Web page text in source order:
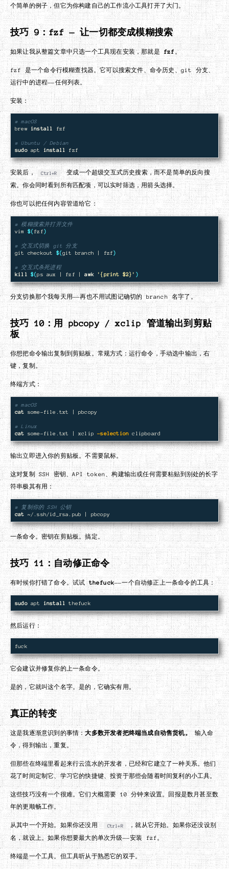
个简单的例子，但它为你构建自己的工作流小工具打开了大门。
技巧 9：fzf — 让一切都变成模糊搜索
如果让我从整篇文章中只选一个工具现在安装，那就是 fzf。
fzf 是一个命令行模糊查找器。它可以搜索文件、命令历史、git 分支、
运行中的进程——任何列表。
安装：
# macOS
brew install fzf
# Ubuntu / Debian
sudo apt install
安装后， Ctrl+R 变成一个超级交互式历史搜索，而不是简单的反向搜
索。你会同时看到所有匹配项，可以实时筛选，用箭头选择。
你也可以把任何内容管道给它：
# 模糊搜索并打开文件
vim $( fzf)
# 交互式切换 git 分支
git checkout $(git branch | fzf)
# 交互式杀死进程
kill
$(ps aux | fzf | awk '{print $2}' )
分支切换那个我每天用——再也不用试图记确切的 branch 名字了。
技巧 10：用 pbcopy / xclip 管道输出到剪贴
板
你想把命令输出复制到剪贴板。常规方式：运行命令，手动选中输出，右
键，复制。
终端方式：
# macOS
cat some-file.txt | pbcopy
# Linux
cat some-file.txt | xclip -selection
输出立即进入你的剪贴板。不需要鼠标。
这对复制 SSH 密钥、API token、构建输出或任何需要粘贴到别处的长字
符串极其有用：
# 复制你的 SSH 公钥
cat
一条命令。密钥在剪贴板。搞定。
技巧 11：自动修正命令
有时候你打错了命令。试试thefuck——一个自动修正上一条命令的工具：
sudo apt install
然后运行：
它会建议并修复你的上一条命令。
是的，它就叫这个名字。是的，它确实有用。
真正的转变
这是我逐渐意识到的事情：大多数开发者把终端当成自动售货机。输入命
令，得到输出，重复。
但那些在终端里看起来行云流水的开发者，已经和它建立了一种关系。他们
花了时间定制它、学习它的快捷键、投资于那些会随着时间复利的小工具。
这些技巧没有一个很难。它们大概需要 10 分钟来设置。回报是数月甚至数
年的更顺畅工作。
从其中一个开始。如果你还没用 Ctrl+R ，就从它开始。如果你还没设别
名，就设上。如果你想要最大的单次升级——安装 fzf。
终端是一个工具。但工具听从于熟悉它的双手。